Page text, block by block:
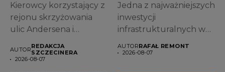
Kierowcy korzystający z
rejonu skrzyżowania
ulic Andersena i
uzbroić się...
AUTORREDAKCJA
SZCZECINERA
2026-08-07
Jedna z najważniejszych
inwestycji
infrastrukturalnych w
zachodniopomorskim
AUTORRAFAŁ REMONT
2026-08-07